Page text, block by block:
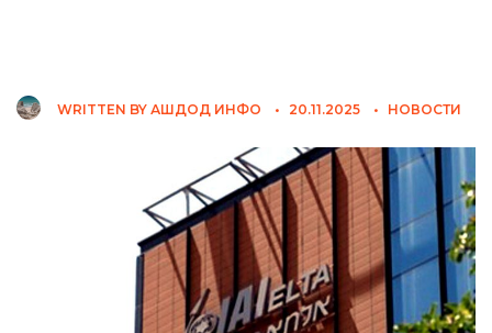
WRITTEN BY АШДОД ИНФО • 20.11.2025 • НОВОСТИ